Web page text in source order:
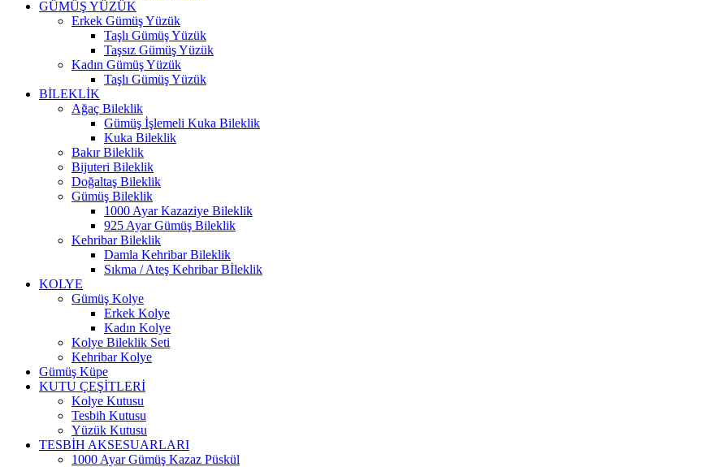
GÜMÜŞ YÜZÜK
Erkek Gümüş Yüzük
Taşlı Gümüş Yüzük
Taşsız Gümüş Yüzük
Kadın Gümüş Yüzük
Taşlı Gümüş Yüzük
BİLEKLİK
Ağaç Bileklik
Gümüş İşlemeli Kuka Bileklik
Kuka Bileklik
Bakır Bileklik
Bijuteri Bileklik
Doğaltaş Bileklik
Gümüş Bileklik
1000 Ayar Kazaziye Bileklik
925 Ayar Gümüş Bileklik
Kehribar Bileklik
Damla Kehribar Bileklik
Sıkma / Ateş Kehribar Bİleklik
KOLYE
Gümüş Kolye
Erkek Kolye
Kadın Kolye
Kolye Bileklik Seti
Kehribar Kolye
Gümüş Küpe
KUTU ÇEŞİTLERİ
Kolye Kutusu
Tesbih Kutusu
Yüzük Kutusu
TESBİH AKSESUARLARI
1000 Ayar Gümüş Kazaz Püskül